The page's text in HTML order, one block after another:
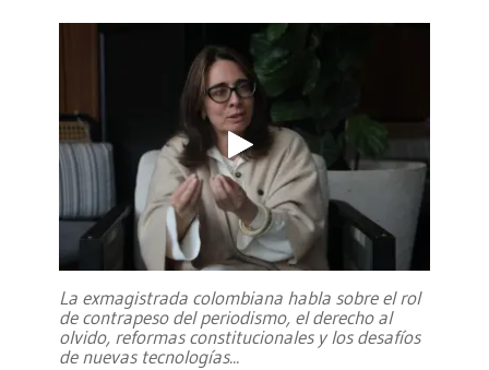
La exmagistrada colombiana habla sobre el rol
de contrapeso del periodismo, el derecho al
olvido, reformas constitucionales y los desafíos
de nuevas tecnologías...